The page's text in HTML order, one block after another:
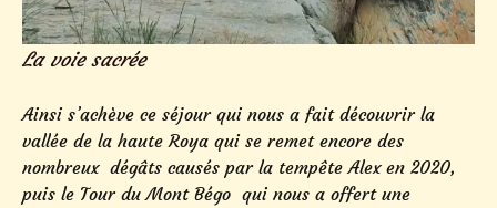
La voie sacrée
Ainsi s’achève ce séjour qui nous a fait découvrir la
vallée de la haute Roya qui se remet encore des
nombreux dégâts causés par la tempête Alex en 2020,
puis le Tour du Mont Bégo qui nous a offert une